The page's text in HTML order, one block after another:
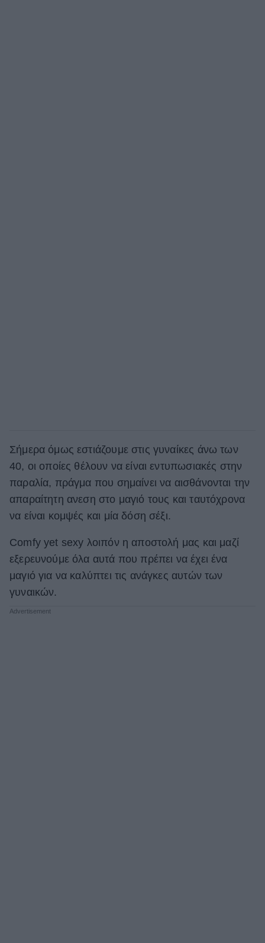
Σήμερα όμως εστιάζουμε στις γυναίκες άνω των
40, οι οποίες θέλουν να είναι εντυπωσιακές στην
παραλία, πράγμα που σημαίνει να αισθάνονται την
απαραίτητη ανεση στο μαγιό τους και ταυτόχρονα
να είναι κομψές και μία δόση σέξι.
Comfy yet sexy λοιπόν η αποστολή μας και μαζί
εξερευνούμε όλα αυτά που πρέπει να έχει ένα
μαγιό για να καλύπτει τις ανάγκες αυτών των
γυναικών.